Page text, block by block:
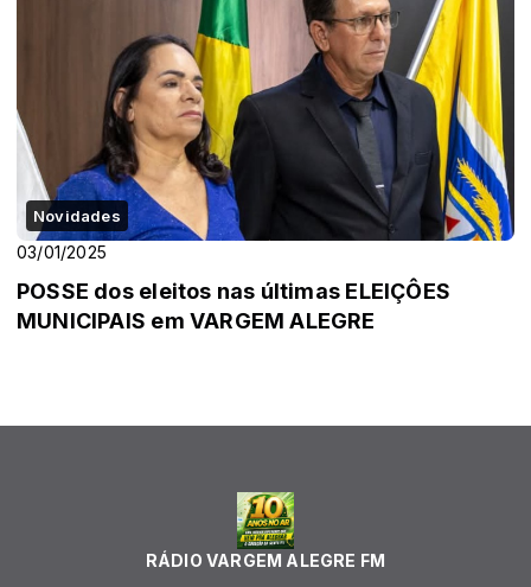
Novidades
03/01/2025
POSSE dos eleitos nas últimas ELEIÇÔES
MUNICIPAIS em VARGEM ALEGRE
RÁDIO VARGEM ALEGRE FM